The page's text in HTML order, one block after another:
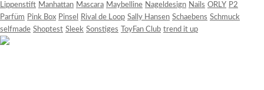
Lippenstift Manhattan Mascara Maybelline Nageldesign Nails ORLY P2
Parfüm Pink Box Pinsel Rival de Loop Sally Hansen Schaebens Schmuck
selfmade Shoptest Sleek Sonstiges ToyFan Club trend it up